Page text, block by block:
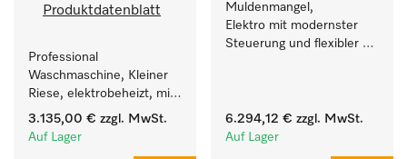
Produktdatenblatt
Professional
Waschmaschine, Kleiner
Riese, elektrobeheizt, mit
Ablaufpumpe und einer
kürzesten Laufzeit von
3.135,00 € zzgl. MwSt.
Auf Lager
Muldenmangel,
Elektro mit modernster
Steuerung und flexibler
6.294,12 € zzgl. MwSt.
Auf Lager